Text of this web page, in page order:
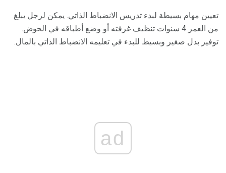
تعيين مهام بسيطة لبدء تدريس الانضباط الذاتي. يمكن لرجل يبلغ
من العمر 4 سنوات تنظيف غرفته أو وضع أطباقه في الحوض.
توفير بدل صغير وبسيط للبدء في تعليمه الانضباط الذاتي بالمال.
ad